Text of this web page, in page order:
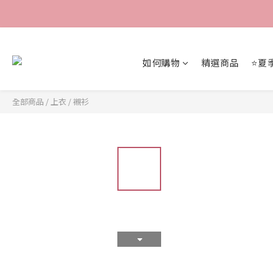
如何購物 精選商品 ⭐夏
全部商品 /上衣 /襯衫